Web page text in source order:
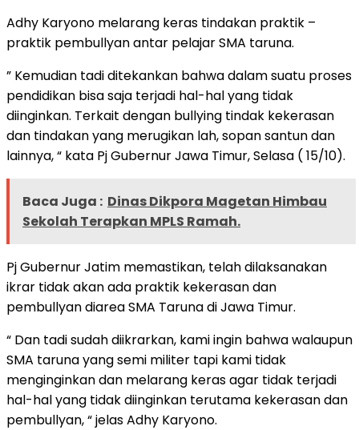
Adhy Karyono melarang keras tindakan praktik –
praktik pembullyan antar pelajar SMA taruna.
” Kemudian tadi ditekankan bahwa dalam suatu proses
pendidikan bisa saja terjadi hal-hal yang tidak
diinginkan. Terkait dengan bullying tindak kekerasan
dan tindakan yang merugikan lah, sopan santun dan
lainnya, “ kata Pj Gubernur Jawa Timur, Selasa ( 15/10).
Baca Juga : Dinas Dikpora Magetan Himbau
Sekolah Terapkan MPLS Ramah.
Pj Gubernur Jatim memastikan, telah dilaksanakan
ikrar tidak akan ada praktik kekerasan dan
pembullyan diarea SMA Taruna di Jawa Timur.
“ Dan tadi sudah diikrarkan, kami ingin bahwa walaupun
SMA taruna yang semi militer tapi kami tidak
menginginkan dan melarang keras agar tidak terjadi
hal-hal yang tidak diinginkan terutama kekerasan dan
pembullyan, “ jelas Adhy Karyono.